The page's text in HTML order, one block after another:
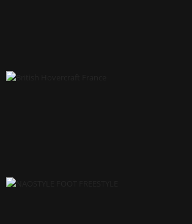
PSY-NANTES.COM
BRITISH HOVERCRAFT FRANCE